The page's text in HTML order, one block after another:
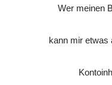
Wer meinen
kann mir etwas